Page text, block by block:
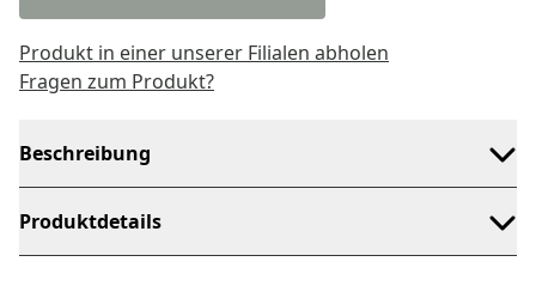
Produkt in einer unserer Filialen abholen
Fragen zum Produkt?
Beschreibung
Produktdetails